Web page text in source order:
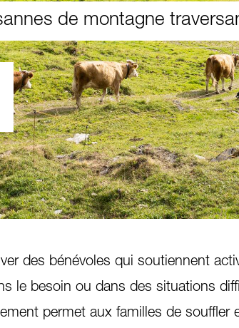
de montagne
des bénévoles qui soutiennent
le besoin ou dans des situations
permet aux familles de souffler